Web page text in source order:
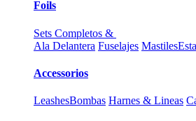
Foils
Sets Completos &
Ala Delantera Fuselajes Mastiles
Accessorios
LeashesBombas Harnes & Lineas